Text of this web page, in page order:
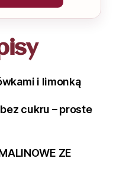
i limonką
cukru – proste
ZE